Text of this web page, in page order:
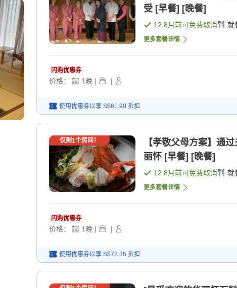
受 [早餐] [晚餐]
12 8月前可免费取消 就
更多套餐详情
闪购优惠券
价格： 1 晚 | |
使用优惠券以享 S$61.90 折扣
仅剩1个房间！
【孝敬父母方案】通
丽怀 [早餐] [晚餐]
12 8月前可免费取消 就
更多套餐详情
闪购优惠券
价格： 1 晚 | |
使用优惠券以享 S$72.35 折扣